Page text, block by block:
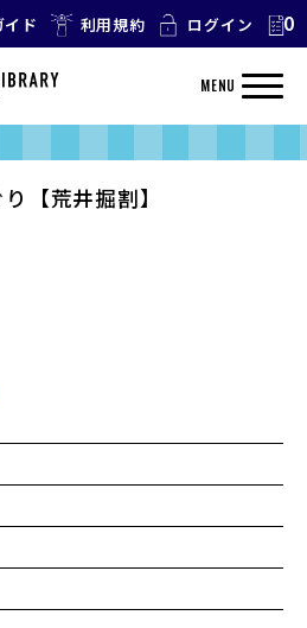
ド 利用規約 ログイン 0
MENU
【荒井掘割】